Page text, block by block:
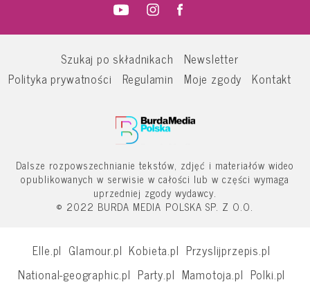
Szukaj po składnikach
Newsletter
Polityka prywatności
Regulamin Moje zgody Kontakt
Dalsze rozpowszechnianie tekstów, zdjęć i materiałów wideo
opublikowanych w serwisie w całości lub w części wymaga
uprzedniej zgody wydawcy.
© 2022 BURDA MEDIA POLSKA SP. Z O.O.
Elle.pl Glamour.pl Kobieta.pl Przyslijprzepis.pl
National-geographic.pl Party.pl Mamotoja.pl Polki.pl